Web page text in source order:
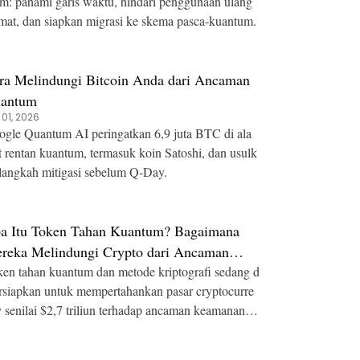
dan siapkan migrasi ke skema pasca-kuantum.
Melindungi Bitcoin Anda dari Ancaman
2026
Quantum AI peringatkan 6,9 juta BTC di ala
rentan kuantum, termasuk koin Satoshi, dan usulk
mitigasi sebelum Q‑Day.
Itu Token Tahan Kuantum? Bagaimana
Melindungi Crypto dari Ancaman
Kuantum
tahan kuantum dan metode kriptografi sedang d
untuk mempertahankan pasar cryptocurre
senilai $2,7 triliun terhadap ancaman keamanan di